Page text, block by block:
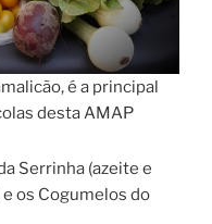
é a principal
desta AMAP
Serrinha (azeite e
e os Cogumelos do